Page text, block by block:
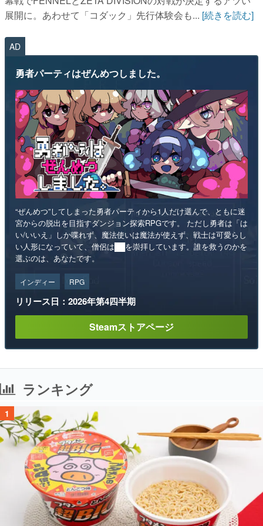
展開に。あわせて「コダック」先行体験会も... [続きを読む]
AD
勇者パーティはぜんめつしました。
“ぜんめつ”してしまった勇者パーティから1人だけ選んで、ともに迷
宮からの脱出を目指すダンジョン探索RPGです。 ただし勇者は「は
い/いいえ」しか喋れず、魔法使いは魔法が使えず、戦士は可愛らし
い人形になっていて、僧侶は██を崇拝しています。誰を救うのかを
選ぶのは、あなたです。
インディー RPG
リリース日：2026年第4四半期
Steamストアページ
ランキング
1